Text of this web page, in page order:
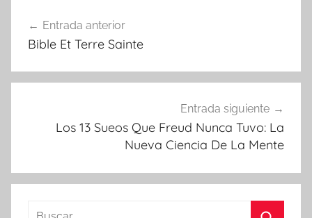
de
Entrada anterior
Bible Et Terre Sainte
Entrada siguiente
Los 13 Sueos Que Freud Nunca Tuvo: La
Nueva Ciencia De La Mente
Buscar: